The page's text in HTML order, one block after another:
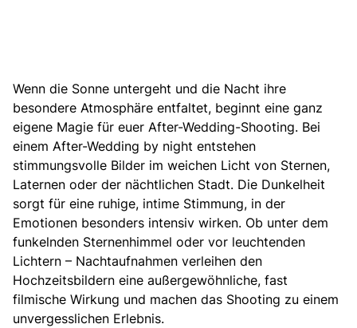
Wenn die Sonne untergeht und die Nacht ihre
besondere Atmosphäre entfaltet, beginnt eine ganz
eigene Magie für euer After-Wedding-Shooting. Bei
einem After-Wedding by night entstehen
stimmungsvolle Bilder im weichen Licht von Sternen,
Laternen oder der nächtlichen Stadt. Die Dunkelheit
sorgt für eine ruhige, intime Stimmung, in der
Emotionen besonders intensiv wirken. Ob unter dem
funkelnden Sternenhimmel oder vor leuchtenden
Lichtern – Nachtaufnahmen verleihen den
Hochzeitsbildern eine außergewöhnliche, fast
filmische Wirkung und machen das Shooting zu einem
unvergesslichen Erlebnis.